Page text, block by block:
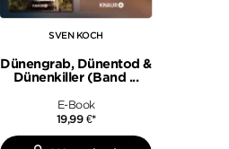
SVEN KOCH
Dünengrab, Dünentod &
Dünenkiller (Band ...
E-Book
19,99 €*